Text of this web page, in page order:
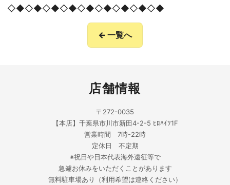
◇◆◇◆◇◆◇◆◇◆◇◆◇◆◇◆◇◆
← 一覧へ
店舗情報
〒272-0035
【本店】千葉県市川市新田4-2-5 ﾋﾛﾊｲﾂ1F
営業時間 7時-22時
定休日 不定期
※祝日や日本代表海外遠征等で
急遽お休みをいただくことがあります
無料駐車場あり（利用希望は連絡ください）